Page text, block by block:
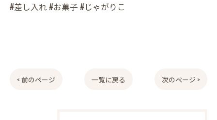
#差し入れ #お菓子 #じゃがりこ
< 前のページ 一覧に戻る 次のページ >